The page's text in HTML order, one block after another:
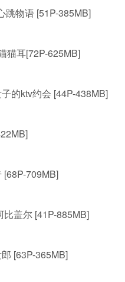
跳物语 [51P-385MB]
猫耳[72P-625MB]
的ktv约会 [44P-438MB]
[68P-709MB]
盖尔 [41P-885MB]
[63P-365MB]